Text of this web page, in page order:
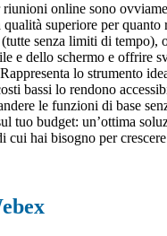
online sono
qualità superiore per quanto
(tutte senza limiti di tempo),
e dello schermo e offrire
lo strumento
bassi lo rendono
le funzioni di base
tuo budget: un’ottima
cui hai bisogno per